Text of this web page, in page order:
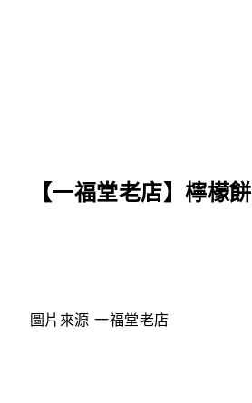
【一福堂老店】檸檬餅
圖片來源 一福堂老店